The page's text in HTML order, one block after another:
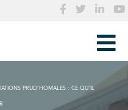
PRUD’HOMALES : CE QU’IL